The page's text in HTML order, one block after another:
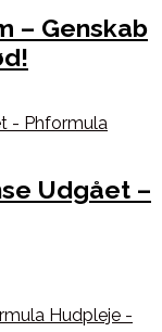
– Genskab
Udgået –